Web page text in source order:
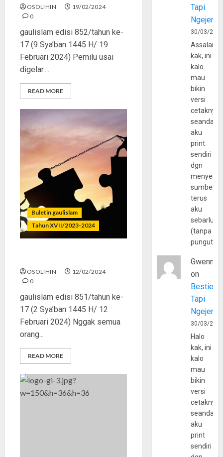
OSOLIHIN
19/02/2024
0
gaulislam edisi 852/tahun ke-
17 (9 Sya’ban 1445 H/ 19
Februari 2024) Pemilu usai
digelar....
READ MORE
Buletin gaulislam
Tahun XVII/2023-2024
OSOLIHIN
12/02/2024
0
gaulislam edisi 851/tahun ke-
17 (2 Sya’ban 1445 H/ 12
Februari 2024) Nggak semua
orang...
READ MORE
Tapi
30/03/
kak, ini
kalo
mau
bikin
versi
cetaknya
aku
print
sendiri
dgn
sumber
terus
aku
(tanpa
Gwenny
on
Bestie
Tapi
30/03/
Halo
kak, ini
kalo
mau
bikin
versi
cetaknya
aku
print
sendiri